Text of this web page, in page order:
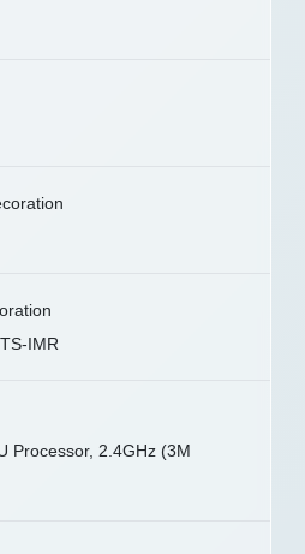
IMR
Processor, 2.4GHz (3M